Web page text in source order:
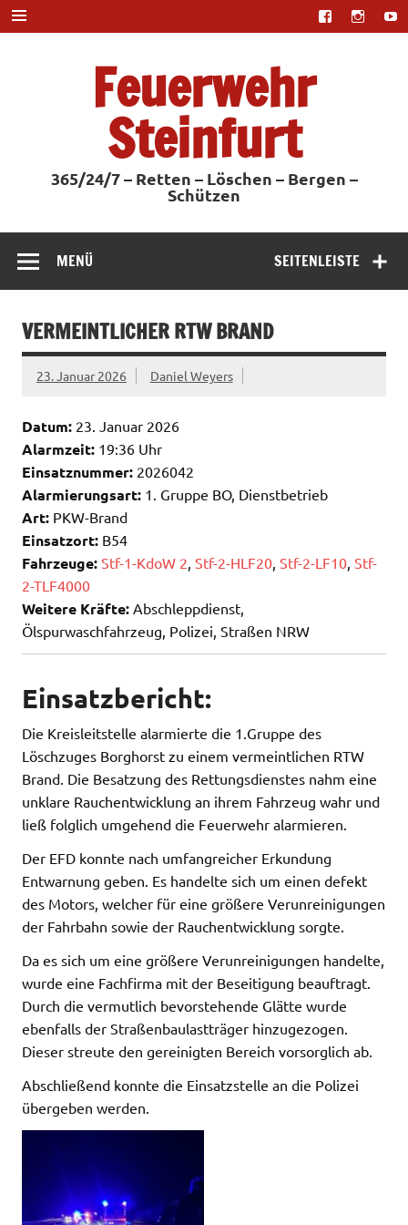
Zum
Inhalt
springen
Feuerwehr
Steinfurt
365/24/7 – Retten – Löschen – Bergen –
Schützen
SEITENLEISTE
MENÜ
VERMEINTLICHER RTW BRAND
23. Januar 2026 Daniel Weyers
Datum: 23. Januar 2026
Alarmzeit: 19:36 Uhr
Einsatznummer: 2026042
Alarmierungsart: 1. Gruppe BO, Dienstbetrieb
Art: PKW-Brand
Einsatzort: B54
Fahrzeuge: Stf-1-KdoW 2 Stf-2-HLF20 Stf-2-LF10 Stf-
2-TLF4000
Weitere Kräfte: Abschleppdienst,
Ölspurwaschfahrzeug, Polizei, Straßen NRW
Einsatzbericht:
Die Kreisleitstelle alarmierte die 1.Gruppe des
Löschzuges Borghorst zu einem vermeintlichen RTW
Brand. Die Besatzung des Rettungsdienstes nahm eine
unklare Rauchentwicklung an ihrem Fahrzeug wahr und
ließ folglich umgehend die Feuerwehr alarmieren.
Der EFD konnte nach umfangreicher Erkundung
Entwarnung geben. Es handelte sich um einen defekt
des Motors, welcher für eine größere Verunreinigungen
der Fahrbahn sowie der Rauchentwicklung sorgte.
Da es sich um eine größere Verunreinigungen handelte,
wurde eine Fachfirma mit der Beseitigung beauftragt.
Durch die vermutlich bevorstehende Glätte wurde
ebenfalls der Straßenbaulastträger hinzugezogen.
Dieser streute den gereinigten Bereich vorsorglich ab.
Abschließend konnte die Einsatzstelle an die Polizei
übergeben werden.